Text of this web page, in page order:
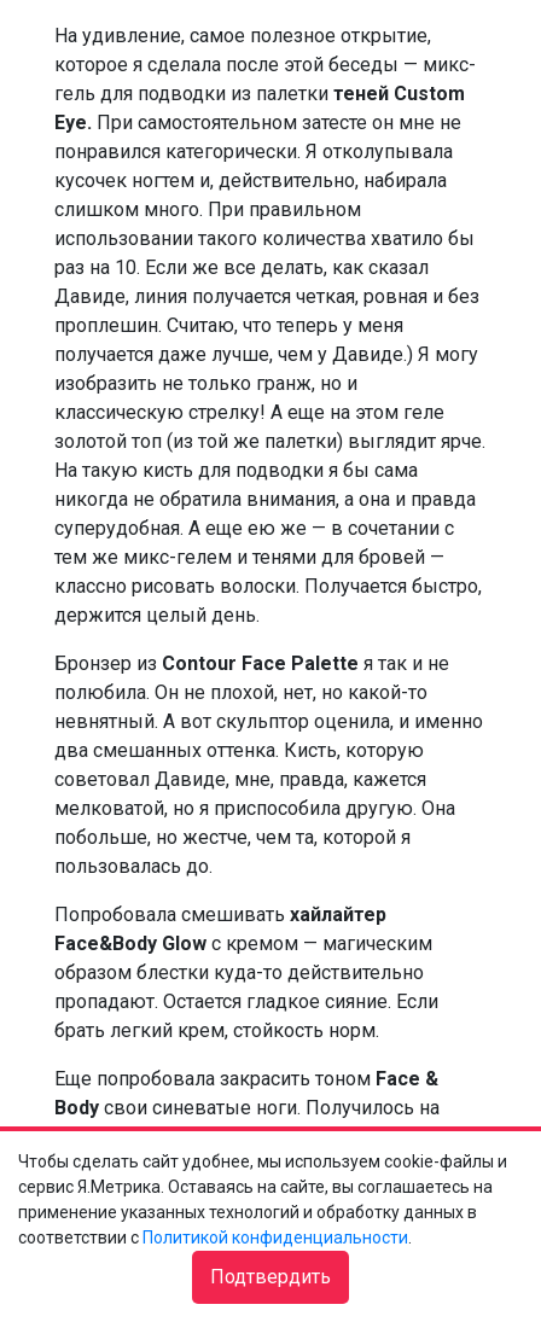
На удивление, самое полезное открытие,
которое я сделала после этой беседы — микс-
гель для подводки из палетки теней Custom
Eye. При самостоятельном затесте он мне не
понравился категорически. Я отколупывала
кусочек ногтем и, действительно, набирала
слишком много. При правильном
использовании такого количества хватило бы
раз на 10. Если же все делать, как сказал
Давиде, линия получается четкая, ровная и без
проплешин. Считаю, что теперь у меня
получается даже лучше, чем у Давиде.) Я могу
изобразить не только гранж, но и
классическую стрелку! А еще на этом геле
золотой топ (из той же палетки) выглядит ярче.
На такую кисть для подводки я бы сама
никогда не обратила внимания, а она и правда
суперудобная. А еще ею же — в сочетании с
тем же микс-гелем и тенями для бровей —
классно рисовать волоски. Получается быстро,
держится целый день.
Бронзер из Contour Face Palette я так и не
полюбила. Он не плохой, нет, но какой-то
невнятный. А вот скульптор оценила, и именно
два смешанных оттенка. Кисть, которую
советовал Давиде, мне, правда, кажется
мелковатой, но я приспособила другую. Она
побольше, но жестче, чем та, которой я
пользовалась до.
Попробовала смешивать хайлайтер
Face&Body Glow с кремом — магическим
образом блестки куда-то действительно
пропадают. Остается гладкое сияние. Если
брать легкий крем, стойкость норм.
Еще попробовала закрасить тоном Face &
Body свои синеватые ноги. Получилось на
удивление очень ОК. Жаль только, что
стойкость всей этой красоты сейчас не
проверить. Не ходить же зимой в Москве с
голыми ногами. Придется ждать до Бали, куда
я планирую уехать на Новый год.
А в целом поняла: да, некоторые средства,
Чтобы сделать сайт удобнее, мы используем cookie-файлы и
сервис Я.Метрика. Оставаясь на сайте, вы соглашаетесь на
применение указанных технологий и обработку данных в
соответствии с Политикой конфиденциальности
Подтвердить